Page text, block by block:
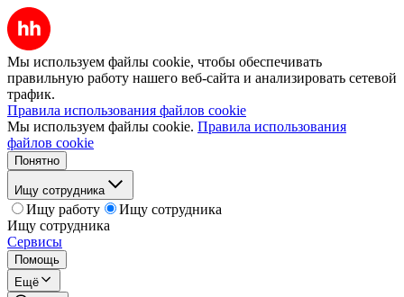
Мы используем файлы cookie, чтобы обеспечивать
правильную работу нашего веб-сайта и анализировать сетевой
трафик.
Правила использования файлов cookie
Мы используем файлы cookie. Правила использования
файлов cookie
Понятно
Ищу сотрудника
Ищу работу
Ищу сотрудника
Ищу сотрудника
Сервисы
Помощь
Ещё